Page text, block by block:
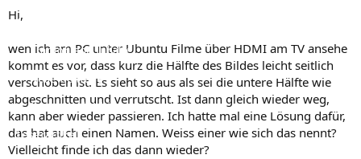
Aktuelles
Empfohlene Inhalte
Neue Beiträge
Neueste Aktivitäten
Leserartikel
Hi,
wen ich am PC unter Ubuntu Filme über HDMI am TV ansehe
kommt es vor, dass kurz die Hälfte des Bildes leicht seitlich
verschoben ist. Es sieht so aus als sei die untere Hälfte wie
abgeschnitten und verrutscht. Ist dann gleich wieder weg,
kann aber wieder passieren. Ich hatte mal eine Lösung dafür,
das hat auch einen Namen. Weiss einer wie sich das nennt?
Vielleicht finde ich das dann wieder?